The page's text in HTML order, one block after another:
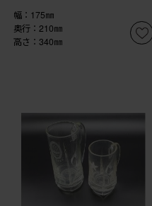
幅：175㎜
奥行：210㎜
高さ：340㎜